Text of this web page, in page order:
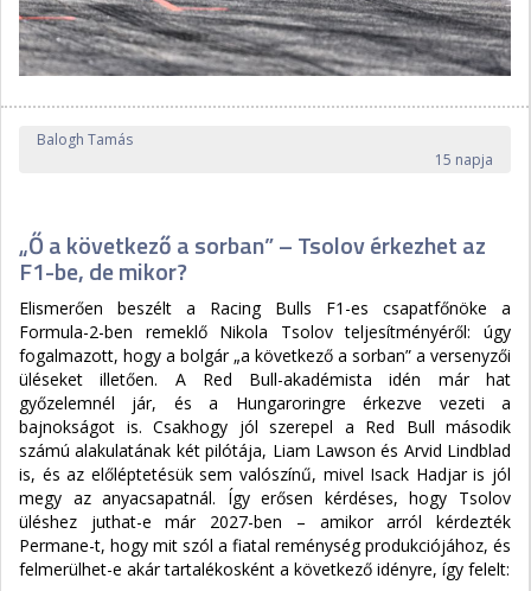
Balogh Tamás
15 napja
„Ő a következő a sorban” – Tsolov érkezhet az
F1-be, de mikor?
Elismerően beszélt a Racing Bulls F1-es csapatfőnöke a
Formula-2-ben remeklő Nikola Tsolov teljesítményéről: úgy
fogalmazott, hogy a bolgár „a következő a sorban” a versenyzői
üléseket illetően. A Red Bull-akadémista idén már hat
győzelemnél jár, és a Hungaroringre érkezve vezeti a
bajnokságot is. Csakhogy jól szerepel a Red Bull második
számú alakulatának két pilótája, Liam Lawson és Arvid Lindblad
is, és az előléptetésük sem valószínű, mivel Isack Hadjar is jól
megy az anyacsapatnál. Így erősen kérdéses, hogy Tsolov
üléshez juthat-e már 2027-ben – amikor arról kérdezték
Permane-t, hogy mit szól a fiatal reménység produkciójához, és
felmerülhet-e akár tartalékosként a következő idényre, így felelt: